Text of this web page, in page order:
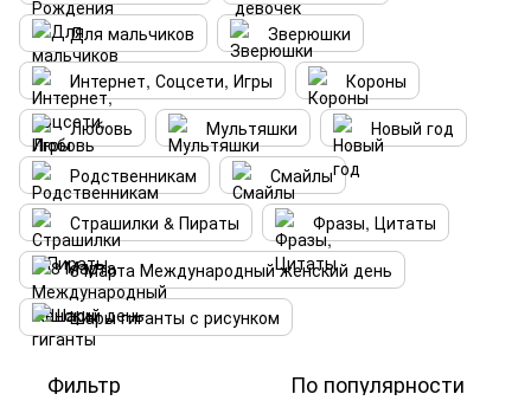
Для мальчиков
Зверюшки
Интернет, Соцсети, Игры
Короны
Любовь
Мультяшки
Новый год
Родственникам
Смайлы
Страшилки & Пираты
Фразы, Цитаты
8 Марта Международный женский день
Шары гиганты с рисунком
Фильтр По популярности